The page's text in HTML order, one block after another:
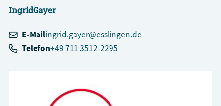
IngridGayer
E-Mailingrid.gayer@esslingen.de
Telefon+49 711 3512-2295